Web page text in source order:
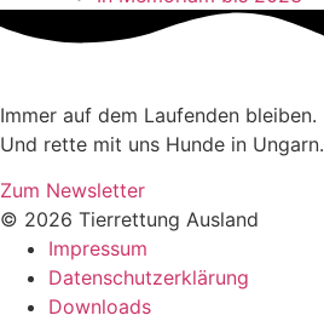
Immer auf dem Laufenden bleiben.
Und rette mit uns Hunde in Ungarn.
Zum Newsletter
© 2026 Tierrettung Ausland
Impressum
Datenschutzerklärung
Downloads